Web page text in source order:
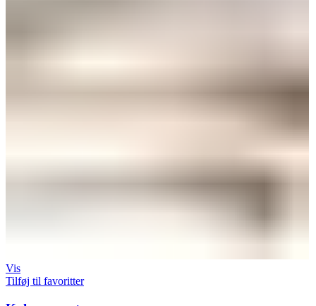
Vis
Tilføj til favoritter